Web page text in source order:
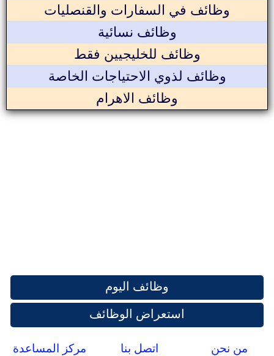
وظائف في السفارات والقنصليات
وظائف نسائية
وظائف للخليجيين فقط
وظائف لذوي الاحتياجات الخاصة
وظائف الاهرام
وظائف اليوم
استعراض الوظائف
من نحن اتصل بنا مركز المساعدة